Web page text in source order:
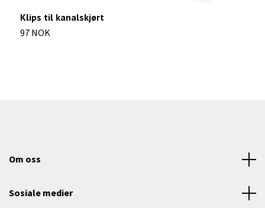
Klips til kanalskjørt
97 NOK
Om oss
Sosiale medier